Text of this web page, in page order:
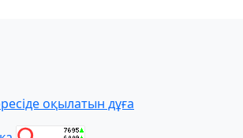
оқылатын дұға